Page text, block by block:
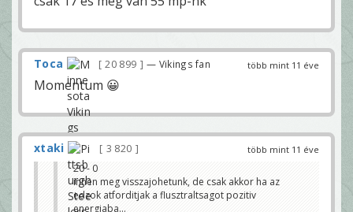
több mint 11 éve
Toca 20 899 — Vikings fan
Momentum 😀
több mint 11 éve
xtaki
3 820
20 - 0
innen meg visszajohetunk, de csak akkor ha az
edzok atforditjak a flusztraltsagot pozitiv
energiaba...